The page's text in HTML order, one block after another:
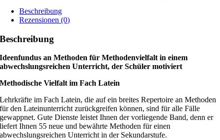
Beschreibung
Rezensionen (0)
Beschreibung
Ideenfundus an Methoden für Methodenvielfalt in einem
abwechslungsreichen Unterricht, der Schüler motiviert
Methodische Vielfalt im Fach Latein
Lehrkräfte im Fach Latein, die auf ein breites Repertoire an Methoden
für den Lateinunterricht zurückgreifen können, sind für alle Fälle
gewappnet. Gute Dienste leistet Ihnen der vorliegende Band, denn er
liefert Ihnen 55 neue und bewährte Methoden für einen
abwechslungsreichen Unterricht in der Sekundarstufe.